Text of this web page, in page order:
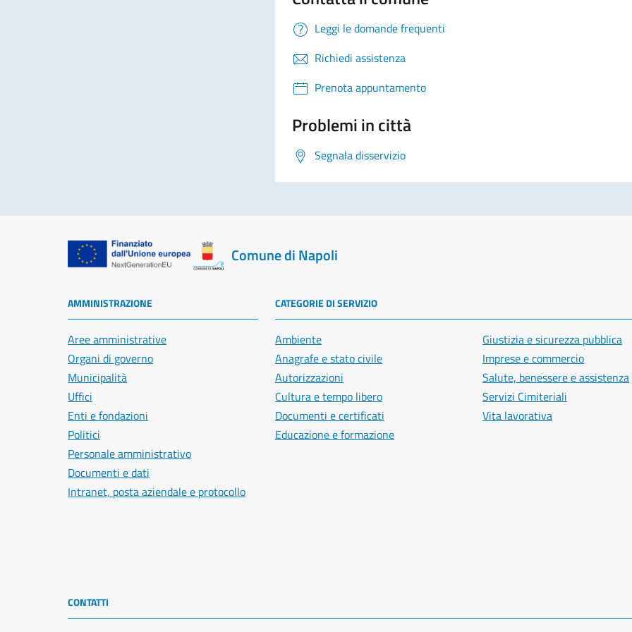
Leggi le domande frequenti
Richiedi assistenza
Prenota appuntamento
Problemi in città
Segnala disservizio
Comune di Napoli
AMMINISTRAZIONE
Aree amministrative
Organi di governo
Municipalità
Uffici
Enti e fondazioni
Politici
Personale amministrativo
Documenti e dati
Intranet, posta aziendale e protocollo
CATEGORIE DI SERVIZIO
Ambiente
Anagrafe e stato civile
Autorizzazioni
Cultura e tempo libero
Documenti e certificati
Educazione e formazione
Giustizia e sicurezza pubblica
Imprese e commercio
Salute, benessere e assistenza
Servizi Cimiteriali
Vita lavorativa
CONTATTI